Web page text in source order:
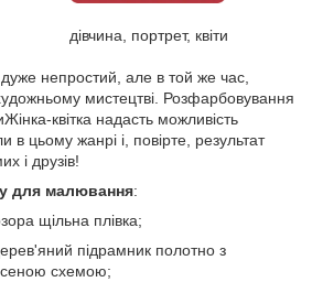
дівчина, портрет, квіти
непростий, але в той же час,
мистецтві. Розфарбовування
квітка надасть можливість
в цьому жанрі і, повірте, результат
і друзів!
для малювання:
щільна плівка;
підрамник полотно з
схемою;